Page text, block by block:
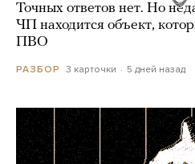
Точных ответов нет. Но
ЧП находится объект,
ПВО
РАЗБОР 3 карточки 5 дней назад